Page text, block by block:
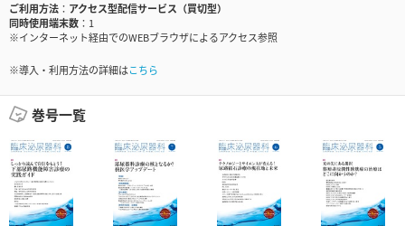
ご利用方法
アクセス型配信サービス（買切型）
同時使用端末数
1
※インターネット経由でのWEBブラウザによるアクセス参照
※導入・利用方法の詳細はこちら
巻号一覧